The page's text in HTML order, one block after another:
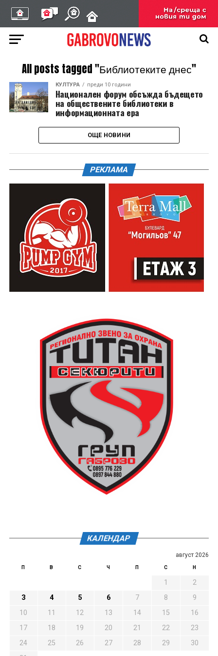
All posts tagged "Библиотеките днес"
КУЛТУРА преди 10 години
Национален форум обсъжда бъдещето
на обществените библиотеки в
информационната ера
ОЩЕ НОВИНИ
РЕКЛАМА
КАЛЕНДАР
август 2026
П В С Ч П С Н
1
2
3
4 5 6 7 8
9
10
11 12 13 14 15
16
17
18 19 20 21 22
23
24
25 26 27 28 29
30